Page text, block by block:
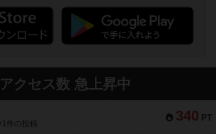
アクセス数 急上昇中
340 PT
1件の投稿